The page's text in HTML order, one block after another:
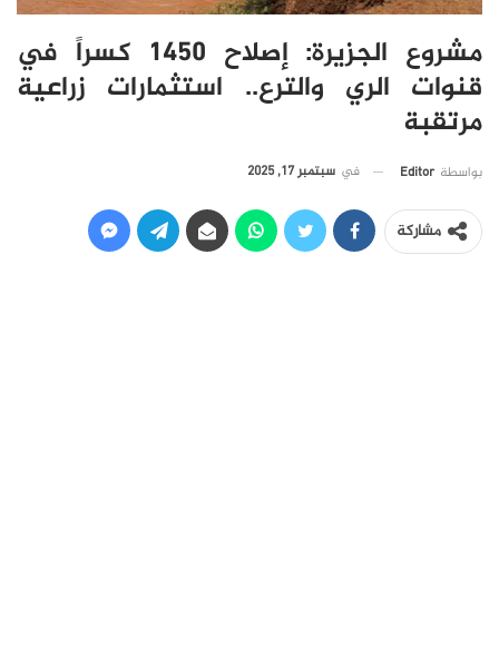
مشروع الجزيرة: إصلاح 1450 كسراً في
قنوات الري والترع.. استثمارات زراعية
مرتقبة
بواسطة Editor في سبتمبر 17, 2025
مشاركة